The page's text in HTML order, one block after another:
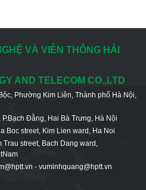
VÀ VIỄN THÔNG HẢI
AND TELECOM CO.,LTD
Phường Kim Liên, Thành phố Hà Nội,
Đằng, Hai Bà Trưng, Hà Nội
Boc street, Kim Lien ward, Ha Noi
Trau street, Bach Dang ward,
- vuminhquang@hptt.vn